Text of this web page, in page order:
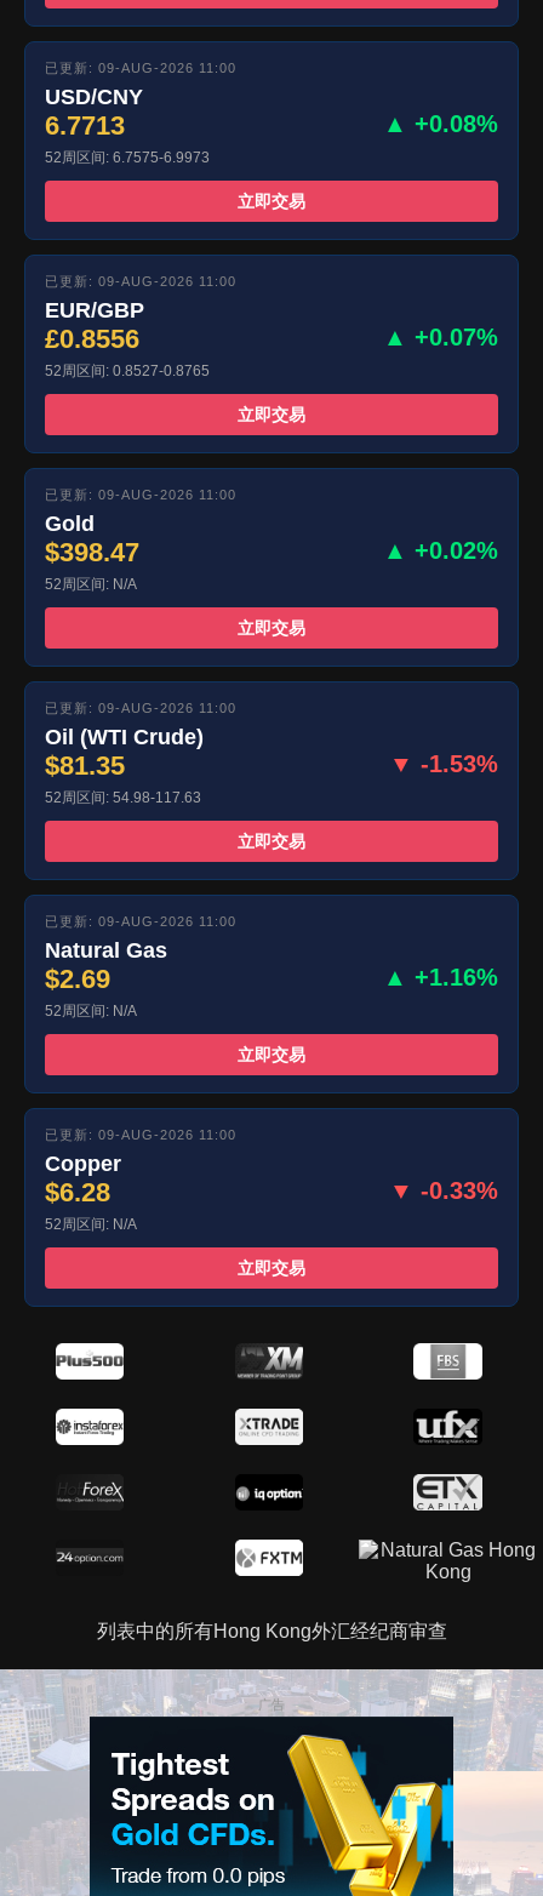
已更新: 09-AUG-2026 11:00
USD/CNY
6.7713 ▲ +0.08%
52周区间: 6.7575-6.9973
立即交易
已更新: 09-AUG-2026 11:00
EUR/GBP
£0.8556 ▲ +0.07%
52周区间: 0.8527-0.8765
立即交易
已更新: 09-AUG-2026 11:00
Gold
$398.47 ▲ +0.02%
52周区间: N/A
立即交易
已更新: 09-AUG-2026 11:00
Oil (WTI Crude)
$81.35 ▼ -1.53%
52周区间: 54.98-117.63
立即交易
已更新: 09-AUG-2026 11:00
Natural Gas
$2.69 ▲ +1.16%
52周区间: N/A
立即交易
已更新: 09-AUG-2026 11:00
Copper
$6.28 ▼ -0.33%
52周区间: N/A
立即交易
列表中的所有Hong Kong外汇经纪商审查
广告